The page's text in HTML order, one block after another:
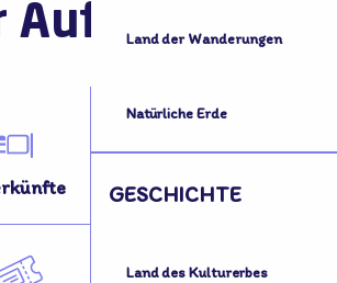
Land der Wanderungen
Natürliche Erde
GESCHICHTE
Land des Kulturerbes
Aufnahme
Aktivitäten